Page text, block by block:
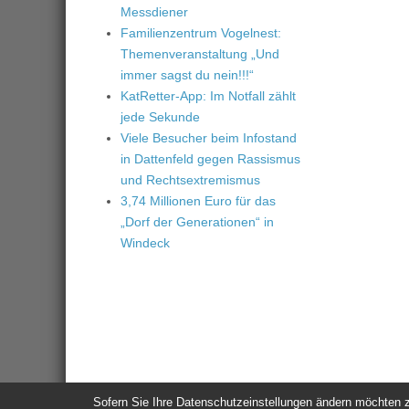
Messdiener
Familienzentrum Vogelnest:
Themenveranstaltung „Und
immer sagst du nein!!!“
KatRetter-App: Im Notfall zählt
jede Sekunde
Viele Besucher beim Infostand
in Dattenfeld gegen Rassismus
und Rechtsextremismus
3,74 Millionen Euro für das
„Dorf der Generationen“ in
Windeck
Sofern Sie Ihre Datenschutzeinstellungen ändern